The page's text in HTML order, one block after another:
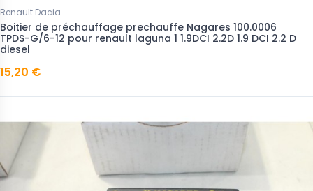
Renault Dacia
Boitier de préchauffage prechauffe Nagares 100.0006
TPDS-G/6-12 pour renault laguna 1 1.9DCI 2.2D 1.9 DCI 2.2 D
diesel
15,20 €